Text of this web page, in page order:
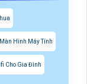
Hình Máy Tính
Cho Gia Đình